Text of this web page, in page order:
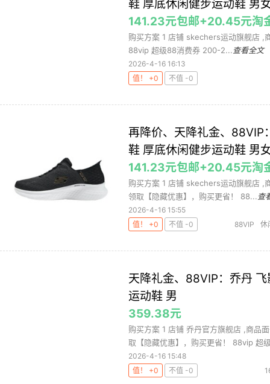
鞋 厚底休闲健步运动鞋 男
141.23元包邮+20.45元淘
购买方案 1 店铺 skechers运动旗舰店 ,
88vip 超级88消费券 200-2... 查看全文
2026-4-16 16:13
值！ +0
不值 -0
再降价、天降礼金、88VIP
鞋 厚底休闲健步运动鞋 男
141.23元包邮+20.45元淘
购买方案 1 店铺 skechers运动旗舰店 ,
领取【隐藏优惠】，购买更省！ 88... 查
2026-4-16 15:55
值！ +0
不值 -0 88VIP 休
天降礼金、88VIP：乔丹
运动鞋 男
359.38元
购买方案 1 店铺 乔丹官方旗舰店 ,商品
取【隐藏优惠】，购买更省！ 88vip 超
2026-4-16 15:48
值！ +0
不值 -0